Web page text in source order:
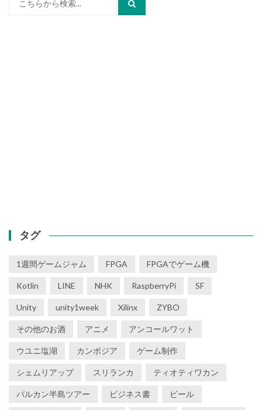
タグ
1週間ゲームジャム FPGA FPGAでゲーム機
Kotlin LINE NHK RaspberryPi SF
Unity unity1week Xilinx ZYBO
その他のお酒 アニメ アンコールワット
ウユニ塩湖 カンボジア ゲーム制作
シェムリアップ スリランカ ティオティワカン
バルカン半島ツアー ビジネス書 ビール